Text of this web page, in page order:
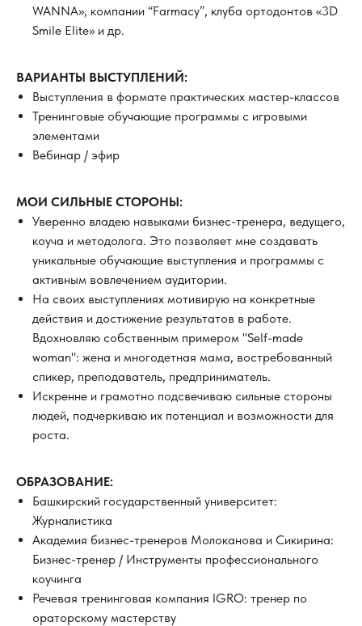
WANNA», компании “Farmacy”, клуба ортодонтов «3D
Smile Elite» и др.
ВАРИАНТЫ ВЫСТУПЛЕНИЙ:
Выступления в формате практических мастер-классов
Тренинговые обучающие программы с игровыми
элементами
Вебинар / эфир
МОИ СИЛЬНЫЕ СТОРОНЫ:
Уверенно владею навыками бизнес-тренера, ведущего,
коуча и методолога. Это позволяет мне создавать
уникальные обучающие выступления и программы с
активным вовлечением аудитории.
На своих выступлениях мотивирую на конкретные
действия и достижение результатов в работе.
Вдохновляю собственным примером "Self-made
woman": жена и многодетная мама, востребованный
спикер, преподаватель, предприниматель.
Искренне и грамотно подсвечиваю сильные стороны
людей, подчеркиваю их потенциал и возможности для
роста.
ОБРАЗОВАНИЕ:
Башкирский государственный университет:
Журналистика
Академия бизнес-тренеров Молоканова и Сикирина:
Бизнес-тренер / Инструменты профессионального
коучинга
Речевая тренинговая компания IGRO: тренер по
ораторскому мастерству